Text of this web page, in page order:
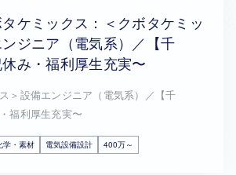
ケミックス：＜クボタケミッ
ジニア（電気系）／【千
み・福利厚生充実〜
＞設備エンジニア（電気系）／【千
福利厚生充実〜
学・素材 電気設備設計 400万～